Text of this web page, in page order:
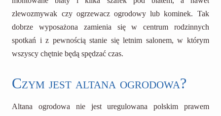
zlewozmywak czy ogrzewacz ogrodowy lub kominek. Tak
dobrze wyposażona zamienia się w centrum rodzinnych
spotkań i z pewnością stanie się letnim salonem, w którym
wszyscy chętnie będą spędzać czas.
Czym jest altana ogrodowa?
Altana ogrodowa nie jest uregulowana polskim prawem